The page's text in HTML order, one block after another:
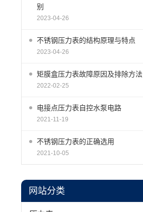
别
2023-04-26
不锈钢压力表的结构原理与特点
2023-04-26
矩膜盒压力表故障原因及排除方法
2022-02-25
电接点压力表自控水泵电路
2021-11-19
不锈钢压力表的正确选用
2021-10-05
网站分类